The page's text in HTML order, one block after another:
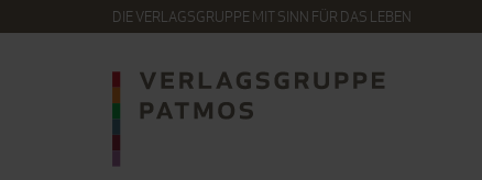
DIE VERLAGSGRUPPE MIT SINN FÜR DAS LEBEN